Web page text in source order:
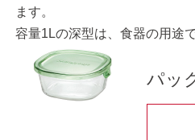
ます。
容量1Lの深型は、食器の用途
パッ